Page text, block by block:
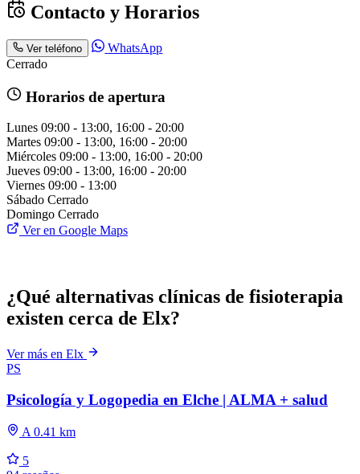
Contacto y Horarios
Ver teléfono
WhatsApp
Cerrado
Horarios de apertura
Lunes 09:00 - 13:00, 16:00 - 20:00
Martes 09:00 - 13:00, 16:00 - 20:00
Miércoles 09:00 - 13:00, 16:00 - 20:00
Jueves 09:00 - 13:00, 16:00 - 20:00
Viernes 09:00 - 13:00
Sábado Cerrado
Domingo Cerrado
Ver en Google Maps
¿Qué alternativas clínicas de fisioterapia
existen cerca de Elx?
Ver más en Elx
PS
Psicología y Logopedia en Elche | ALMA + salud
A 0.41 km
5